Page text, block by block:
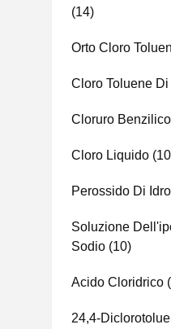
(14)
Orto Cloro
Cloro Toluene Di
Cloruro Benzilico
Cloro Liquido
Perossido Di
Soluzione
Sodio (10)
Acido Cloridrico
24,4-